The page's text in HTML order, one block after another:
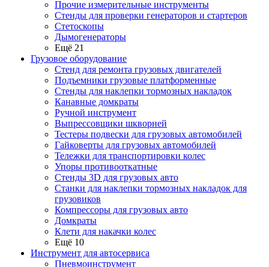
Прочие измерительные инструменты
Стенды для проверки генераторов и стартеров
Стетоскопы
Дымогенераторы
Ещё 21
Грузовое оборудование
Стенд для ремонта грузовых двигателей
Подъемники грузовые платформенные
Стенды для наклепки тормозных накладок
Канавные домкраты
Ручной инструмент
Выпрессовщики шкворней
Тестеры подвески для грузовых автомобилей
Гайковерты для грузовых автомобилей
Тележки для транспортировки колес
Упоры противооткатные
Стенды 3D для грузовых авто
Станки для наклепки тормозных накладок для
грузовиков
Компрессоры для грузовых авто
Домкраты
Клети для накачки колес
Ещё 10
Инструмент для автосервиса
Пневмоинструмент